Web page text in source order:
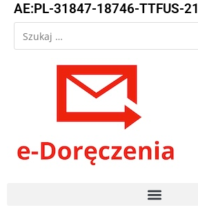
AE:PL-31847-18746-TTFUS-21